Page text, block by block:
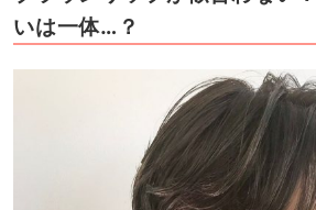
いは一体…？